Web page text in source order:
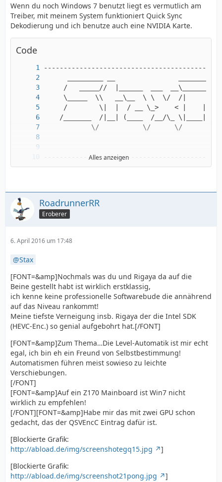
Wenn du noch Windows 7 benutzt liegt es vermutlich am
Treiber, mit meinem System funktioniert Quick Sync
Dekodierung und ich benutze auch eine NVIDIA Karte.
Code
Alles anzeigen
RoadrunnerRR
Eroberer
6. April 2016 um 17:48
Stax
[FONT=&amp]Nochmals was du und Rigaya da auf die
Beine gestellt habt ist wirklich erstklassig,
ich kenne keine professionelle Softwarebude die annährend
auf das Niveau rankommt!
Meine tiefste Verneigung insb. Rigaya der die Intel SDK
(HEVC-Enc.) so genial aufgebohrt hat.[/FONT]
[FONT=&amp]Zum Thema…Die Level-Automatik ist mir echt
egal, ich bin eh ein Freund von Selbstbestimmung!
Automatismen führen meist sowieso zu leichte
Verschiebungen.
[/FONT]
[FONT=&amp]Auf ein Z170 Mainboard ist Win7 nicht
wirklich zu empfehlen!
[/FONT][FONT=&amp]Habe mir das mit zwei GPU schon
gedacht, das der QSVEncC Eintrag dafür ist.
[Blockierte Grafik:
http://abload.de/img/screenshotegq15.jpg
]
[Blockierte Grafik:
http://abload.de/img/screenshot21pong.jpg
]